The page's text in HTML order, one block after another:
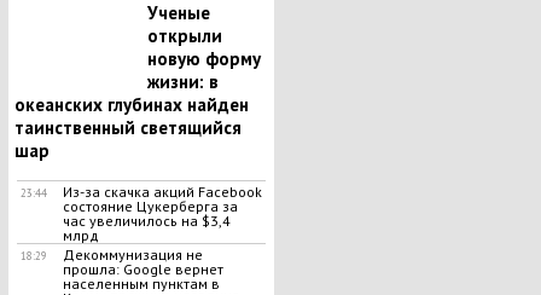
Ученые
открыли
новую форму
жизни: в
океанских глубинах найден
таинственный светящийся
шар
23:44
Из-за скачка акций Facebook
cостояние Цукерберга за
час увеличилось на $3,4
млрд
18:29
Декоммунизация не
прошла: Google вернет
населенным пунктам в